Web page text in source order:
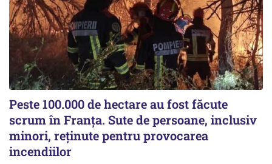
Peste 100.000 de hectare au fost făcute
scrum în Franța. Sute de persoane, inclusiv
minori, reținute pentru provocarea
incendiilor